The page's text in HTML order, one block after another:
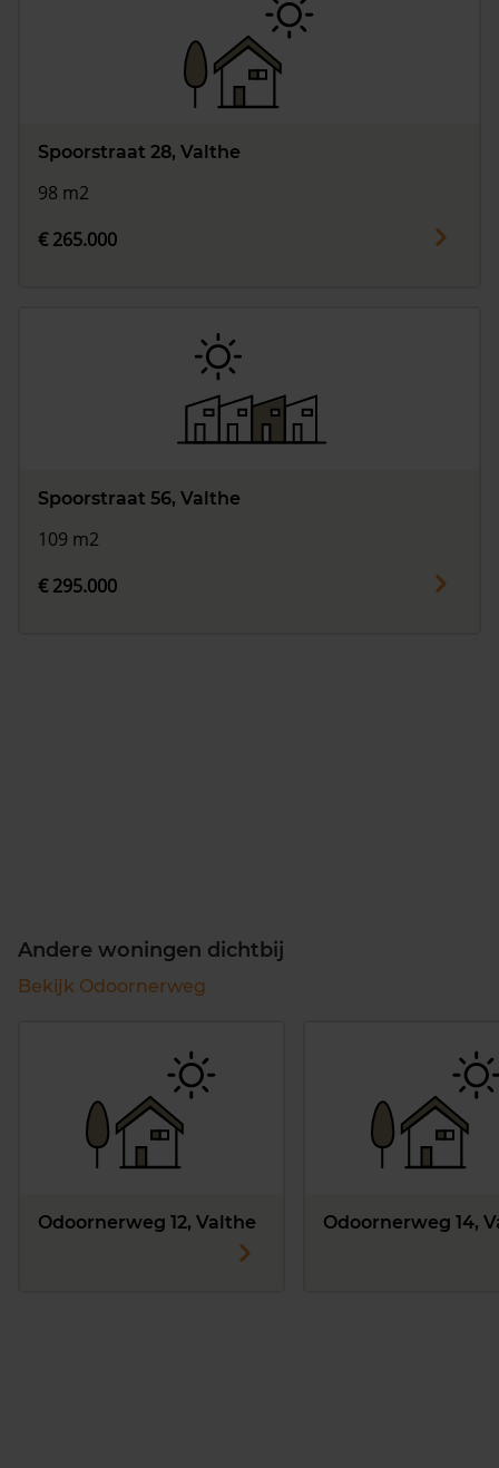
Spoorstraat 28, Valthe
98 m2
€ 265.000
Spoorstraat 56, Valthe
109 m2
€ 295.000
Andere woningen dichtbij
Bekijk Odoornerweg
Odoornerweg 12, Valthe Odoornerweg 14,